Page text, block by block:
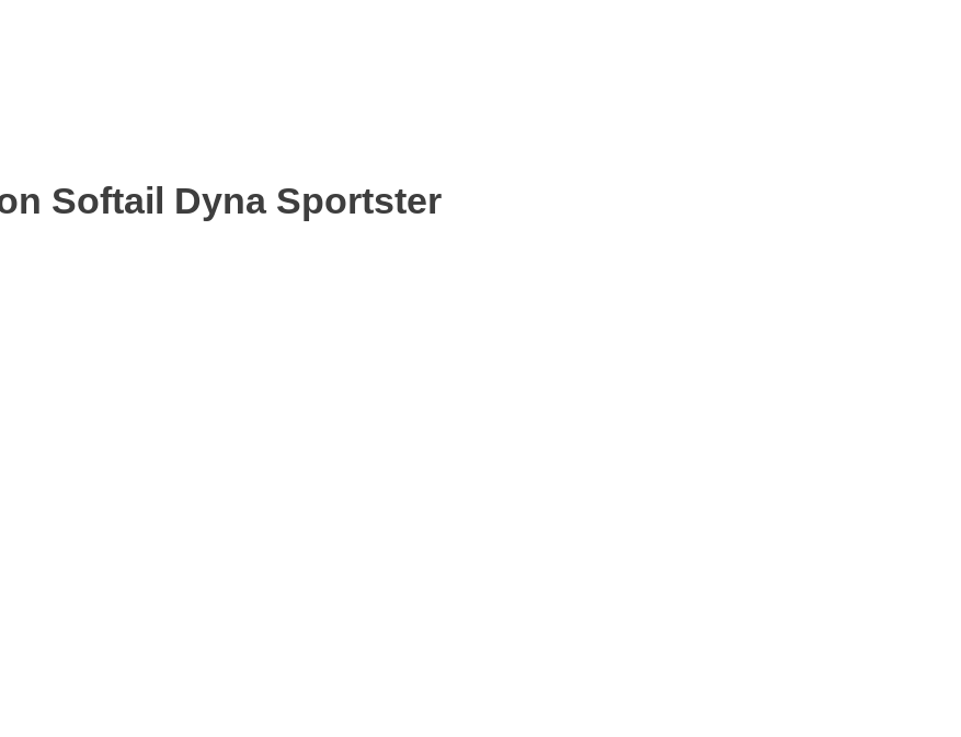
Softail Dyna Sportster